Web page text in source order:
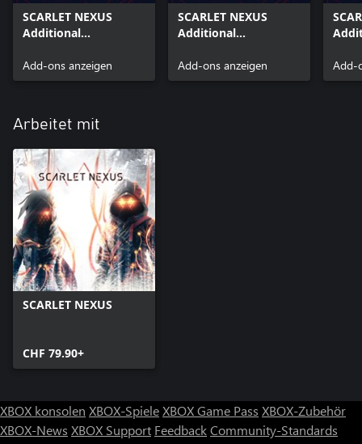
SCARLET NEXUS
Additional
Catcher"
Add-ons anzeigen
SCARLET NEXUS
Additional
Vision Seal"
Add-ons anzeigen Add-
Arbeitet mit
SCARLET NEXUS
CHF 79.90+
XBOX konsolen XBOX-SpieleXBOX Game Pass XBOX-Zubehör
XBOX-News XBOX Support FeedbackCommunity-Standards